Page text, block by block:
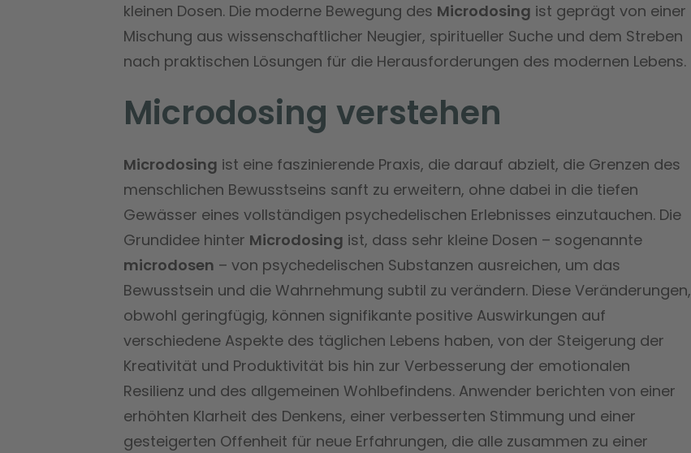
kleinen Dosen. Die moderne Bewegung des Microdosing ist geprägt von einer
Mischung aus wissenschaftlicher Neugier, spiritueller Suche und dem Streben
nach praktischen Lösungen für die Herausforderungen des modernen Lebens.
Microdosing verstehen
Microdosing ist eine faszinierende Praxis, die darauf abzielt, die Grenzen des
menschlichen Bewusstseins sanft zu erweitern, ohne dabei in die tiefen
Gewässer eines vollständigen psychedelischen Erlebnisses einzutauchen. Die
Grundidee hinter Microdosing ist, dass sehr kleine Dosen – sogenannte
microdosen – von psychedelischen Substanzen ausreichen, um das
Bewusstsein und die Wahrnehmung subtil zu verändern. Diese Veränderungen,
obwohl geringfügig, können signifikante positive Auswirkungen auf
verschiedene Aspekte des täglichen Lebens haben, von der Steigerung der
Kreativität und Produktivität bis hin zur Verbesserung der emotionalen
Resilienz und des allgemeinen Wohlbefindens. Anwender berichten von einer
erhöhten Klarheit des Denkens, einer verbesserten Stimmung und einer
gesteigerten Offenheit für neue Erfahrungen, die alle zusammen zu einer